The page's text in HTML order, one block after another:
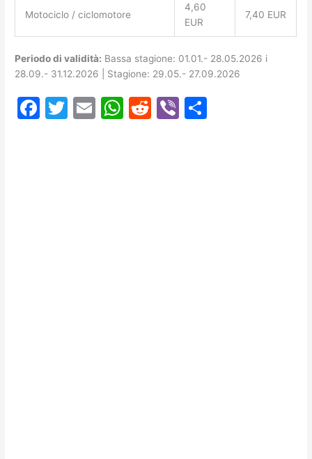
Motociclo / ciclomotore
4,60
EUR
7,40 EUR
Periodo di validità: Bassa stagione: 01.01.- 28.05.2026 i
28.09.- 31.12.2026 | Stagione: 29.05.- 27.09.2026
F
T
E
W R
Vi